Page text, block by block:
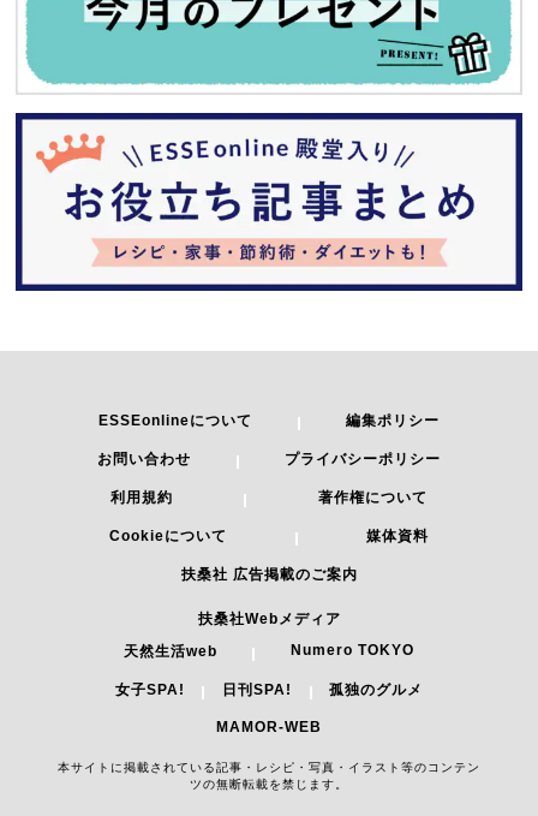
ESSEonlineについて 編集ポリシー
お問い合わせ プライバシーポリシー
利用規約 著作権について
Cookieについて 媒体資料
扶桑社 広告掲載のご案内
扶桑社Webメディア
天然生活web
Numero TOKYO
女子SPA! 日刊SPA! 孤独のグルメ
MAMOR-WEB
本サイトに掲載されている記事・レシピ・写真・イラスト等のコンテン
ツの無断転載を禁じます。